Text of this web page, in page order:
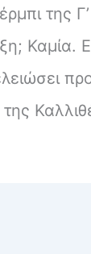
της
Καμία.
της